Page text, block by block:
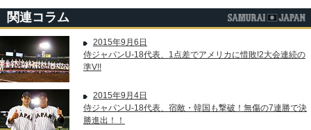
関連コラム
2015年9月6日
侍ジャパンU-18代表、1点差でアメリカに惜敗!2大会連続の
準V!!
2015年9月4日
侍ジャパンU-18代表、宿敵・韓国も撃破！無傷の7連勝で決
勝進出！！